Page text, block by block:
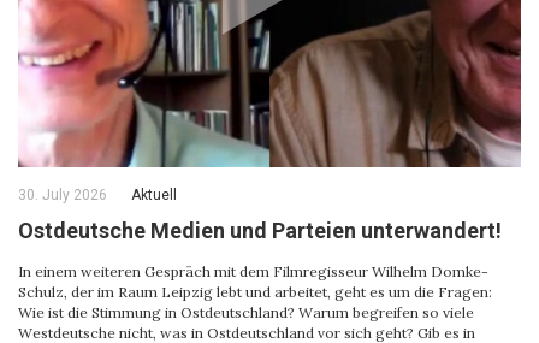
30. July 2026 Aktuell
Ostdeutsche Medien und Parteien unterwandert!
In einem weiteren Gespräch mit dem Filmregisseur Wilhelm Domke-
Schulz, der im Raum Leipzig lebt und arbeitet, geht es um die Fragen:
Wie ist die Stimmung in Ostdeutschland? Warum begreifen so viele
Westdeutsche nicht, was in Ostdeutschland vor sich geht? Gib es in